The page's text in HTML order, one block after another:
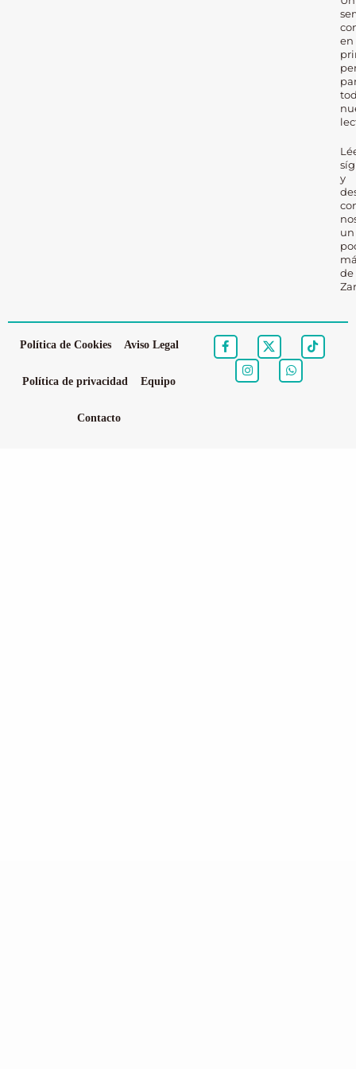
en
y
un
de
Política de Cookies Aviso Legal
Política de privacidad Equipo
Contacto